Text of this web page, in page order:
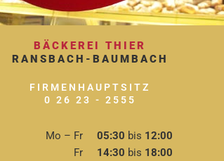
BÄCKEREI THIER
RANSBACH-BAUMBACH
FIRMENHAUPTSITZ
0 26 23 - 2555
Mo – Fr
Fr
05:30 bis 12:00
14:30 bis 18:00